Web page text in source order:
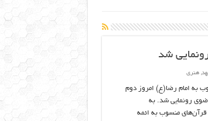
شد
,هنری
به امام رضا(ع) امروز دوم
رونمایی شد. به
قرآن‌های منسوب به ائمه